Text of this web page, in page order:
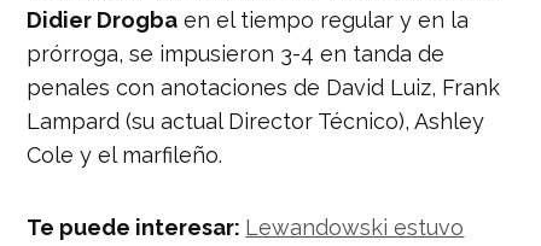
Didier Drogba en el tiempo regular y en la
prórroga, se impusieron 3-4 en tanda de
penales con anotaciones de David Luiz, Frank
Lampard (su actual Director Técnico), Ashley
Cole y el marfileño.
Te puede interesar: Lewandowski estuvo